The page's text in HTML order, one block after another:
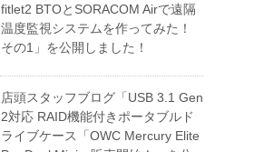
fitlet2 BTOとSORACOM Airで遠隔
温度監視システムを作ってみた！
その1」を公開しました！
店頭スタッフブログ「USB 3.1 Gen
2対応 RAID機能付きポータブルド
ライブケース「OWC Mercury Elite